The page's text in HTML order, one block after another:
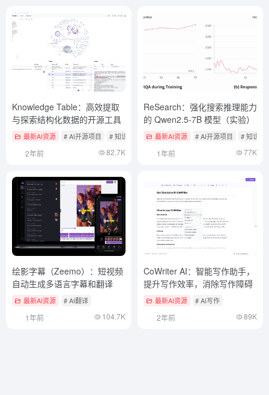
Knowledge Table：高效提取
与探索结构化数据的开源工具
最新AI资源 # AI开源项目 # 知识图谱
2年前 82.7K
ReSearch：强化搜索推理能力
的 Qwen2.5-7B 模型（实验）
最新AI资源 # AI开源项目 # 知识检
1年前 77K
绘影字幕（Zeemo）：短视频
自动生成多语言字幕和翻译
最新AI资源 # AI翻译
1年前 104.7K
CoWriter AI：智能写作助手，
提升写作效率，消除写作障碍
最新AI资源 # AI写作
2年前 89K